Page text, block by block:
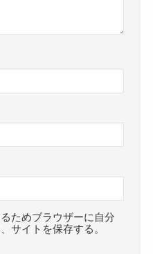
ためブラウザーに自分
サイトを保存する。